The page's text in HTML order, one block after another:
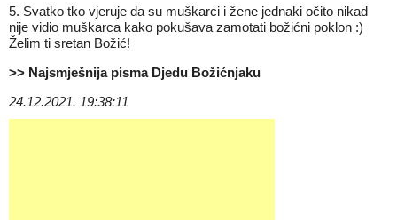
5. Svatko tko vjeruje da su muškarci i žene jednaki očito nikad
nije vidio muškarca kako pokušava zamotati božićni poklon :)
Želim ti sretan Božić!
>> Najsmješnija pisma Djedu Božićnjaku
24.12.2021. 19:38:11